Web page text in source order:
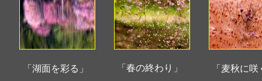
「湖面を彩る」 「春の終わり」 「麦秋に咲